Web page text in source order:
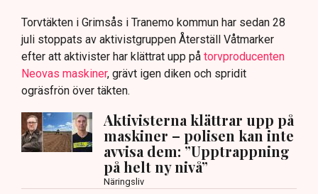
Torvtäkten i Grimsås i Tranemo kommun har sedan 28
juli stoppats av aktivistgruppen Återställ Våtmarker
efter att aktivister har klättrat upp på torvproducenten
Neovas maskiner, grävt igen diken och spridit
ogräsfrön över täkten.
Aktivisterna klättrar upp på
maskiner – polisen kan inte
avvisa dem: ”Upptrappning
på helt ny nivå”
Näringsliv